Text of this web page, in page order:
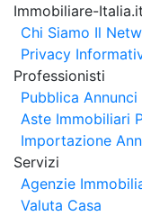
Immobiliare-
Chi Siamo Il
Privacy
Professionisti
Pubblica Annunci
Aste Immobiliari
Importazione
Servizi
Agenzie
Valuta Casa